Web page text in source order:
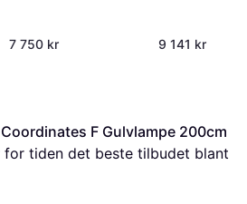
7 750 kr 9 141 kr
F Gulvlampe 200cm